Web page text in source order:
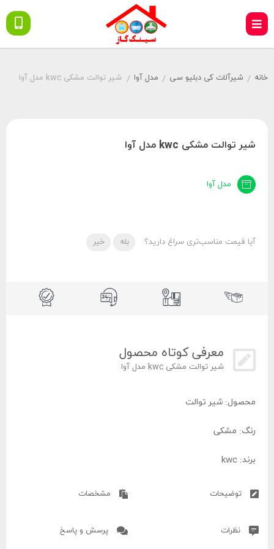
خانه / شیرآلات کی دبلیو سی / مدل آوا / شیر توالت مشکی kwc مدل آوا
شیر توالت مشکی kwc مدل آوا
مدل آوا
آیا قیمت مناسب‌تری سراغ دارید؟ بله خیر
معرفی کوتاه محصول
شیر توالت مشکی kwc مدل آوا
محصول: شیر توالت
رنگ: مشکی
برند: kwc
مدل: آواتوضیحات مشخصات
نظرات پرسش و پاسخ